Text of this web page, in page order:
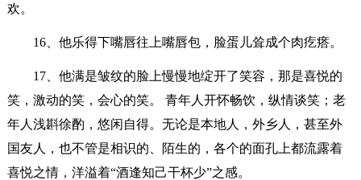
欢。
16、他乐得下嘴唇往上嘴唇包，脸蛋儿耸成个肉疙瘩。
17、他满是皱纹的脸上慢慢地绽开了笑容，那是喜悦的
笑，激动的笑，会心的笑。 青年人开怀畅饮，纵情谈笑；老
年人浅斟徐酌，悠闲自得。无论是本地人，外乡人，甚至外
国友人，也不管是相识的、陌生的，各个的面孔上都流露着
喜悦之情，洋溢着“酒逢知己干杯少”之感。